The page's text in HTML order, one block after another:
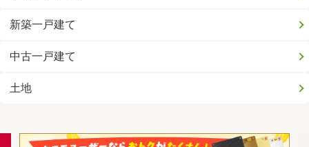
新築一戸建て
中古一戸建て
土地